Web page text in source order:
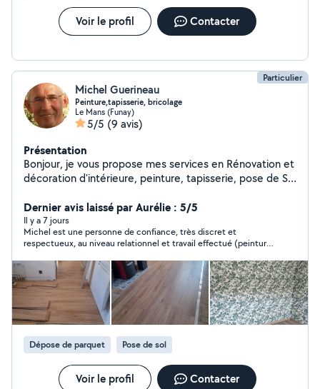
Voir le profil Contacter
Particulier
Michel Guerineau
Peinture,tapisserie, bricolage
Le Mans (Funay)
5/5 (9 avis)
Présentation
Bonjour, je vous propose mes services en Rénovation et
décoration d'intérieure, peinture, tapisserie, pose de Sol
Dernier avis laissé par Aurélie : 5/5
Il y a 7 jours
Michel est une personne de confiance, très discret et
respectueux, au niveau relationnel et travail effectué (peinture,
Dépose de parquet Pose de sol
Voir le profil Contacter